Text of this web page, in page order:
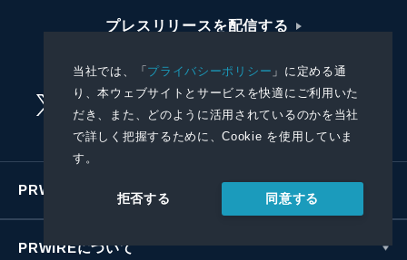
当社では、「プライバシーポリシー 」に定める通
り、本ウェブサイトとサービスを快適にご利用いた
だき、また、どのように活用されているのかを当社
で詳しく把握するために、Cookie を使用していま
す。
拒否する 同意する
プレスリリースを配信する
PRWIREサービス
PRWIREについて